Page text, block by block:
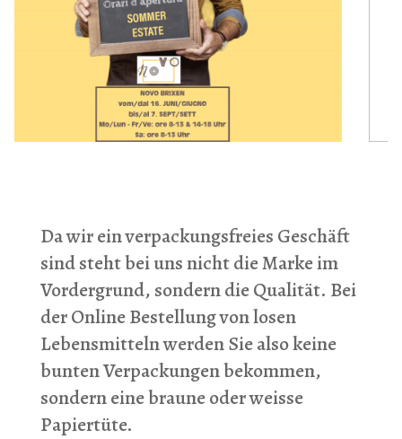
Da wir ein verpackungsfreies Geschäft
sind steht bei uns nicht die Marke im
Vordergrund, sondern die Qualität. Bei
der Online Bestellung von losen
Lebensmitteln werden Sie also keine
bunten Verpackungen bekommen,
sondern eine braune oder weisse
Papiertüte.